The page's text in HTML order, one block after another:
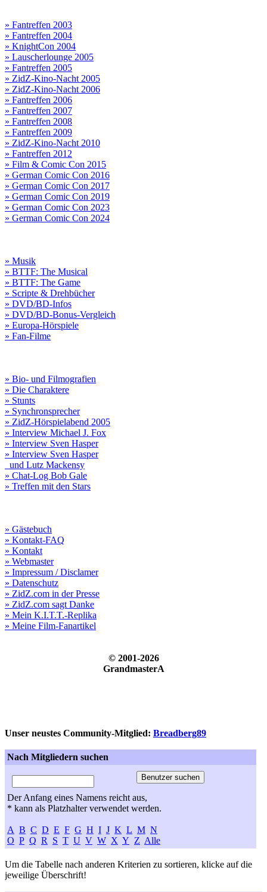
» Fantreffen 2003
» Fantreffen 2004
» KnightCon 2004
» Lauscherlounge 2005
» Fantreffen 2005
» ZidZ-Kino-Nacht 2005
» ZidZ-Kino-Nacht 2006
» Fantreffen 2006
» Fantreffen 2007
» Fantreffen 2008
» Fantreffen 2009
» ZidZ-Kino-Nacht 2010
» Fantreffen 2012
» Film & Comic Con 2015
» German Comic Con 2016
» German Comic Con 2017
» German Comic Con 2019
» German Comic Con 2023
» German Comic Con 2024
» Musik
» BTTF: The Musical
» BTTF: The Game
» Scripte & Drehbücher
» DVD/BD-Infos
» DVD/BD-Bonus-Vergleich
» Europa-Hörspiele
» Fan-Filme
» Bio- und Filmografien
» Die Charaktere
» Stunts
» Synchronsprecher
» ZidZ-Hörspielabend 2005
» Interview Michael J. Fox
» Interview Sven Hasper
» Interview Sven Hasper
und Lutz Mackensy
» Chat-Log Bob Gale
» Treffen mit den Stars
» Gästebuch
» Kontakt-FAQ
» Kontakt
» Webmaster
» Impressum / Disclamer
» Datenschutz
» ZidZ.com in der Presse
» ZidZ.com sagt Danke
» Mein K.I.T.T.-Replika
» Meine Film-Fanartikel
© 2001-2026
GrandmasterA
Unser neustes Community-Mitglied: Breadberg89
Nach Mitgliedern suchen
Der Anfang eines Namens reicht aus,
* kann als Platzhalter verwendet werden.
A B C D E F G H I J K L M N
O P Q R S T U V W X Y Z Alle
Um die Tabelle nach anderen Kriterien zu sortieren, klicke auf die
jeweilige Überschrift!